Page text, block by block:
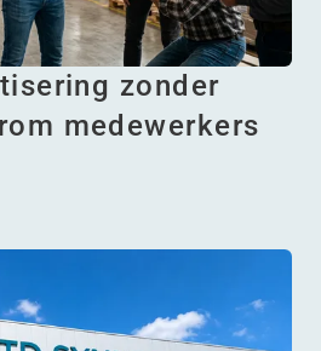
zonder
medewerkers